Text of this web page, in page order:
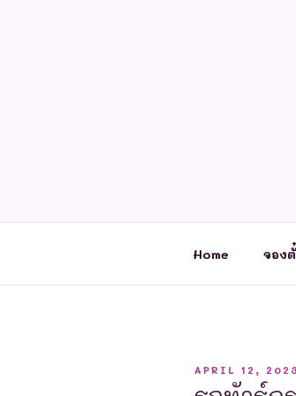
Home จอง
POSTED
APRIL 12, 2023